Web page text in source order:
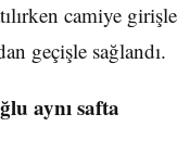
camiye
geçişle sağlandı.
aynı safta